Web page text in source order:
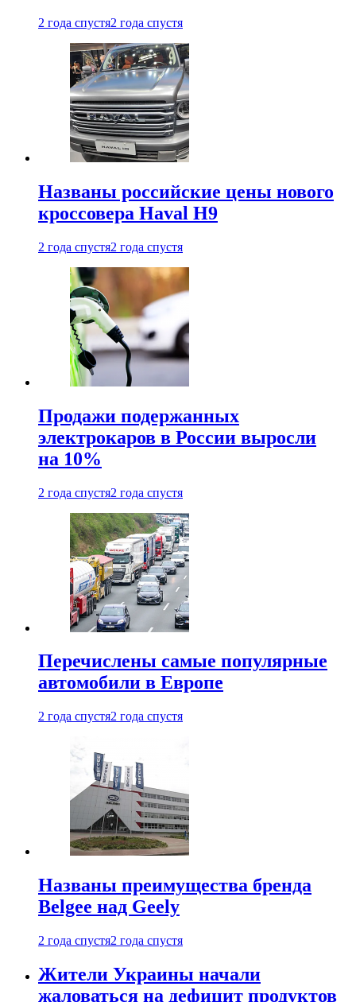
2 года спустя2 года спустя
Названы российские цены нового
кроссовера Haval H9
2 года спустя2 года спустя
Продажи подержанных
электрокаров в России выросли
на 10%
2 года спустя2 года спустя
Перечислены самые популярные
автомобили в Европе
2 года спустя2 года спустя
Названы преимущества бренда
Belgee над Geely
2 года спустя2 года спустя
Жители Украины начали
жаловаться на дефицит продуктов